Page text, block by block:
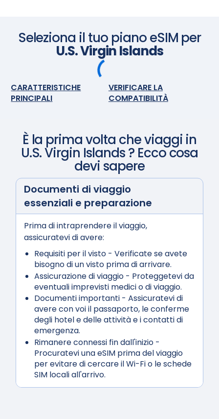
Seleziona il tuo piano eSIM per
U.S. Virgin Islands
CARATTERISTICHE
PRINCIPALI
VERIFICARE LA
COMPATIBILITÀ
È la prima volta che viaggi in
U.S. Virgin Islands? Ecco cosa
devi sapere
Documenti di viaggio
essenziali e preparazione
Prima di intraprendere il viaggio,
assicuratevi di avere:
Requisiti per il visto - Verificate se avete
bisogno di un visto prima di arrivare.
Assicurazione di viaggio - Proteggetevi da
eventuali imprevisti medici o di viaggio.
Documenti importanti - Assicuratevi di
avere con voi il passaporto, le conferme
degli hotel e delle attività e i contatti di
emergenza.
Rimanere connessi fin dall'inizio -
Procuratevi una eSIM prima del viaggio
per evitare di cercare il Wi-Fi o le schede
SIM locali all'arrivo.